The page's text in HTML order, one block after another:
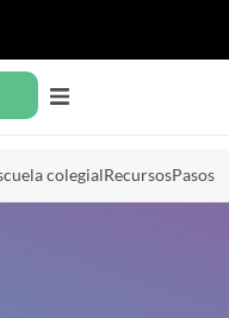
colegialRecursosPasos